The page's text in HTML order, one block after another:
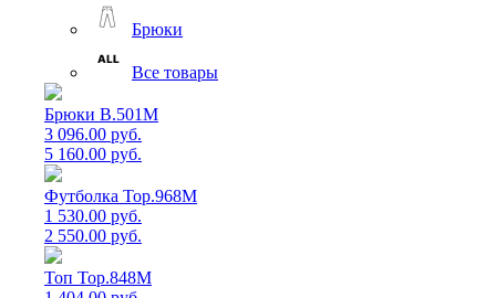
Брюки
Все товары
Брюки B.501M
3 096.00 руб.
5 160.00 руб.
Футболка Top.968M
1 530.00 руб.
2 550.00 руб.
Топ Top.848M